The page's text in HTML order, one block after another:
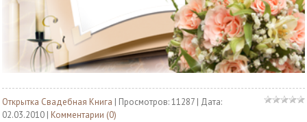
Открытка Свадебная Книга | Просмотров: 11287 | Дата:
02.03.2010 Комментарии (0)